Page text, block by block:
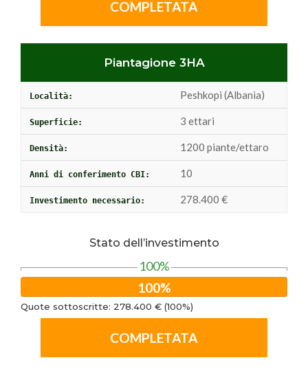
COMPLETATA
Piantagione 3HA
Località: Peshkopi (Albania)
Superficie: 3 ettari
Densità: 1200 piante/ettaro
Anni di conferimento CBI: 10
Investimento necessario: 278.400 €
Stato dell’investimento
100%
100%
Quote sottoscritte: 278.400 € (100%)
COMPLETATA